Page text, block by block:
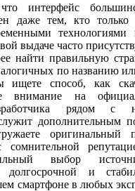
интерфейс
даже тем, кто только
выдаче часто
найти правильную
по названию
ищете способ, как
внимание на
рядом с
дополнительным
оригинальный
сомнительной
выбор
долгосрочной и
смартфоне в любых